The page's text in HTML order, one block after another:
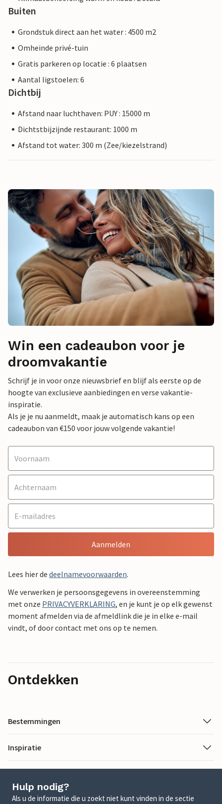
Buiten
Grondstuk direct aan het water : 4500 m2
Omheinde privé-tuin
Gratis parkeren op locatie : 6 plaatsen
Aantal ligstoelen: 6
Dichtbij
Afstand naar luchthaven: PUY : 15000 m
Dichtstbijzijnde restaurant: 1000 m
Afstand tot water: 300 m (Zee/kiezelstrand)
Win een cadeaubon voor je
droomvakantie
Schrijf je in voor onze nieuwsbrief en blijf als eerste op de
hoogte van exclusieve aanbiedingen en verse vakantie-
inspiratie.
Als je je nu aanmeldt, maak je automatisch kans op een
cadeaubon van €150 voor jouw volgende vakantie!
Aanmelden
Lees hier de deelnamevoorwaarden.
We verwerken je persoonsgegevens in overeenstemming
met onze PRIVACYVERKLARING, en je kunt je op elk gewenst
moment afmelden via de afmeldlink die je in elke e-mail
vindt, of door contact met ons op te nemen.
Ontdekken
Bestemmingen
Inspiratie
Hulp nodig?
Als u de informatie die u zoekt niet kunt vinden in de sectie